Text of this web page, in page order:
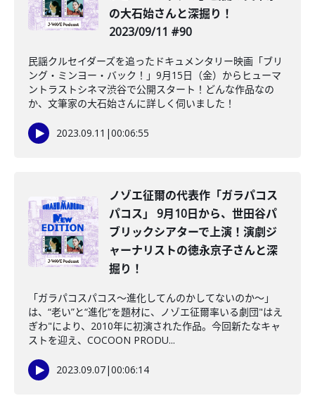
の大石始さんと深掘り！
2023/09/11 #90
民謡クルセイダーズを追ったドキュメンタリー映画「ブリ
ング・ミンヨー・バック！」9月15日（金）からヒューマ
ントラストシネマ渋谷で公開スタート！どんな作品なの
か、文筆家の大石始さんに詳しく伺いました！
2023.09.11 |00:06:55
ノゾエ征爾の代表作「ガラパコス
パコス」 9月10日から、世田谷パ
ブリックシアターで上演！演劇ジ
ャーナリストの徳永京子さんと深
掘り！
「ガラパコスパコス～進化してんのかしてないのか～」
は、“老い”と“進化”を題材に、ノゾエ征爾率いる劇団"はえ
ぎわ"により、2010年に初演された作品。今回新たなキャ
ストを迎え、COCOON PRODU...
2023.09.07|00:06:14